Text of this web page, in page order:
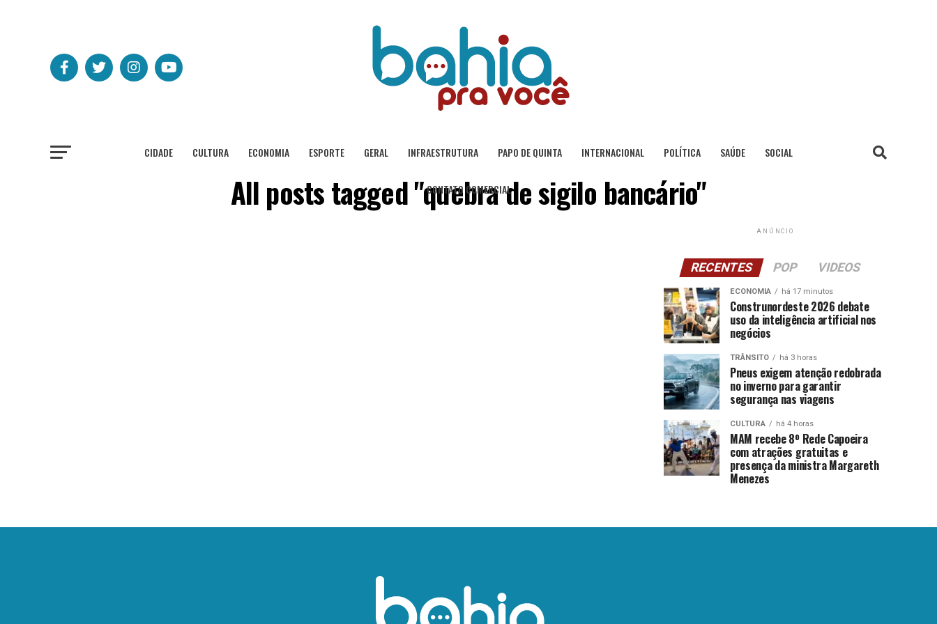
CIDADE CULTURA ECONOMIA ESPORTE GERAL INFRAESTRUTURA PAPO DE QUINTA INTERNACIONAL POLÍTICA SAÚDE SOCIAL
CONTATO COMERCIAL
All posts tagged "quebra de sigilo bancário"
ANÚNCIO
RECENTES POP VIDEOS
ECONOMIA há 17 minutos
Construnordeste 2026 debate
uso da inteligência artificial nos
negócios
TRÂNSITO há 3 horas
Pneus exigem atenção redobrada
no inverno para garantir
segurança nas viagens
CULTURA há 4 horas
MAM recebe 8º Rede Capoeira
com atrações gratuitas e
presença da ministra Margareth
Menezes